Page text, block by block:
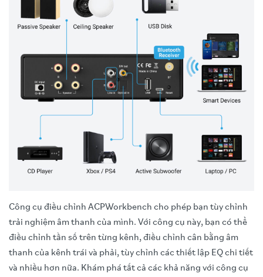
Công cụ điều chỉnh ACPWorkbench cho phép bạn tùy chỉnh
trải nghiệm âm thanh của mình. Với công cụ này, bạn có thể
điều chỉnh tần số trên từng kênh, điều chỉnh cân bằng âm
thanh của kênh trái và phải, tùy chỉnh các thiết lập EQ chi tiết
và nhiều hơn nữa. Khám phá tất cả các khả năng với công cụ